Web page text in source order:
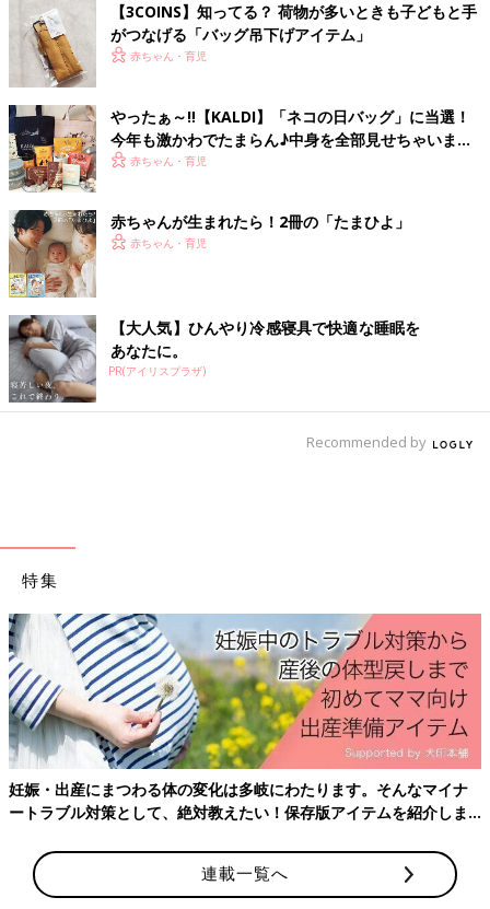
お菓子は2種類。フルーティでもっちり食感のオリジナル フルー
スパイシーなオリジナル アーモンドペッパークッキー
（5個入）です。パッケージにもネコが！キュンとしちゃいま
す。
★ガラスキャニスター
サイズ（約）：直径9.5×高さ7.5cmのネコのシルエット柄 ガラス
キャニスター。ふたはバンブー製でしっかり閉まります。
【エコバッグ】安い！激かわ！今買うべ
コーヒーをはじめ、国内外からのさまざまな食
材がそろうカルディ。そんなカルディで購入で
きるエコバッグが安くてかわいいと評判です。
【3COINS】知ってる？ 荷物が多いときも子どもと手
がつなげる「バッグ吊下げアイテム」
赤ちゃん・育児
やったぁ～‼【KALDI】「ネコの日バッグ」に当選！
今年も激かわでたまらん♪中身を全部見せちゃいま
す！赤ちゃん・育児
赤ちゃんが生まれたら！2冊の「たまひよ」
赤ちゃん・育児
【大人気】ひんやり冷感寝具で快適な睡眠を
あなたに。
PR(アイリスプラザ)
Recommended by
特集
妊娠・出産にまつわる体の変化は多岐にわたります。そんなマイナ
ートラブル対策として、絶対教えたい！保存版アイテムを紹介しま
連載一覧へ